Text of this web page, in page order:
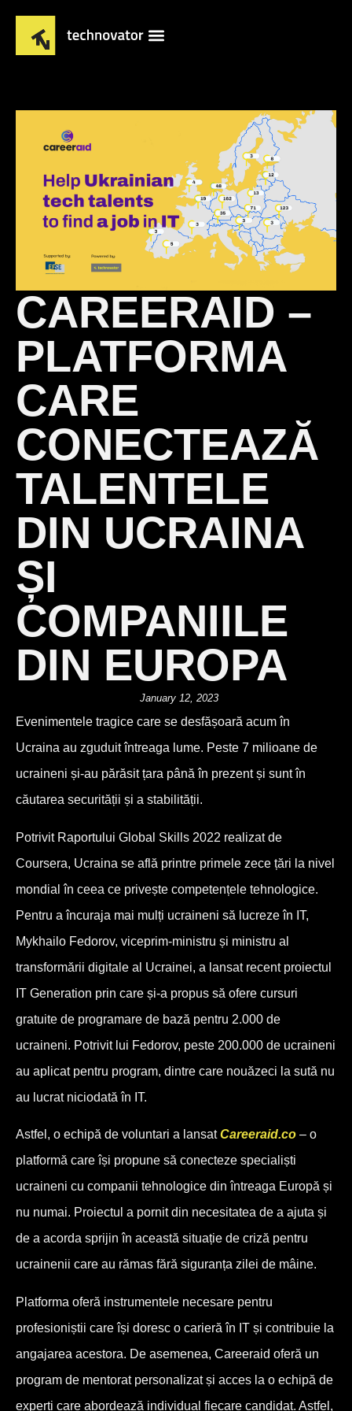
CAREERAID –
PLATFORMA
CARE
CONECTEAZĂ
TALENTELE
DIN UCRAINA
ȘI
COMPANIILE
DIN EUROPA
January 12, 2023
Evenimentele tragice care se desfășoară acum în
Ucraina au zguduit întreaga lume. Peste 7 milioane de
ucraineni și-au părăsit țara până în prezent și sunt în
căutarea securității și a stabilității.
Potrivit Raportului Global Skills 2022 realizat de
Coursera, Ucraina se află printre primele zece țări la nivel
mondial în ceea ce privește competențele tehnologice.
Pentru a încuraja mai mulți ucraineni să lucreze în IT,
Mykhailo Fedorov, viceprim-ministru și ministru al
transformării digitale al Ucrainei, a lansat recent proiectul
IT Generation prin care și-a propus să ofere cursuri
gratuite de programare de bază pentru 2.000 de
ucraineni. Potrivit lui Fedorov, peste 200.000 de ucraineni
au aplicat pentru program, dintre care nouăzeci la sută nu
au lucrat niciodată în IT.
Astfel, o echipă de voluntari a lansatCareeraid.co – o
platformă care își propune să conecteze specialiști
ucraineni cu companii tehnologice din întreaga Europă și
nu numai. Proiectul a pornit din necesitatea de a ajuta și
de a acorda sprijin în această situație de criză pentru
ucrainenii care au rămas fără siguranța zilei de mâine.
Platforma oferă instrumentele necesare pentru
profesioniștii care își doresc o carieră în IT și contribuie la
angajarea acestora. De asemenea, Careeraid oferă un
program de mentorat personalizat și acces la o echipă de
experți care abordează individual fiecare candidat. Astfel,